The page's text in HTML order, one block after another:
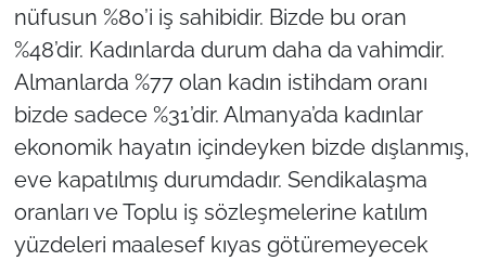
nüfusun %80’i iş sahibidir. Bizde bu oran
%48’dir. Kadınlarda durum daha da vahimdir.
Almanlarda %77 olan kadın istihdam oranı
bizde sadece %31’dir. Almanya’da kadınlar
ekonomik hayatın içindeyken bizde dışlanmış,
eve kapatılmış durumdadır. Sendikalaşma
oranları ve Toplu iş sözleşmelerine katılım
yüzdeleri maalesef kıyas götüremeyecek